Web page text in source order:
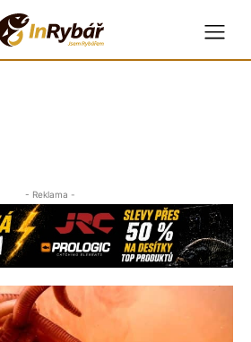
- Reklama -